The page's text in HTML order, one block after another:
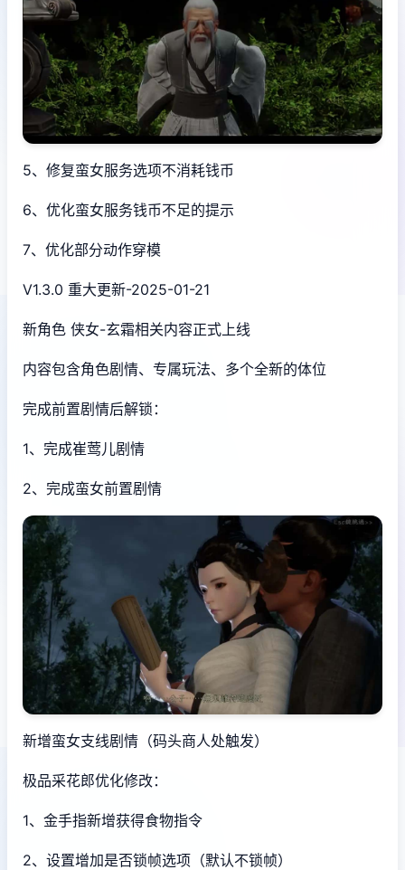
5、修复蛮女服务选项不消耗钱币
6、优化蛮女服务钱币不足的提示
7、优化部分动作穿模
V1.3.0 重大更新-2025-01-21
新角色 侠女-玄霜相关内容正式上线
内容包含角色剧情、专属玩法、多个全新的体位
完成前置剧情后解锁：
1、完成崔莺儿剧情
2、完成蛮女前置剧情
新增蛮女支线剧情（码头商人处触发）
极品采花郎优化修改：
1、金手指新增获得食物指令
2、设置增加是否锁帧选项（默认不锁帧）